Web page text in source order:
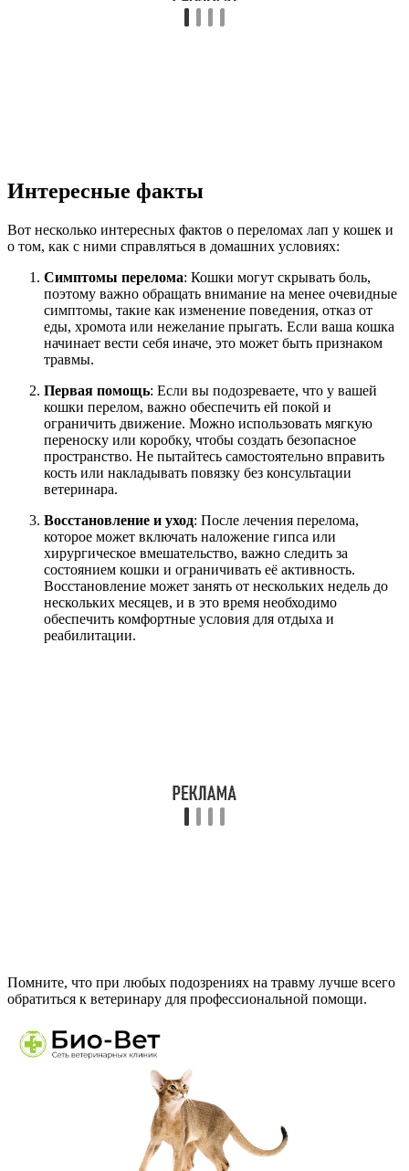
Интересные факты
Вот несколько интересных фактов о переломах лап у кошек и
о том, как с ними справляться в домашних условиях:
Симптомы перелома: Кошки могут скрывать боль,
поэтому важно обращать внимание на менее очевидные
симптомы, такие как изменение поведения, отказ от
еды, хромота или нежелание прыгать. Если ваша кошка
начинает вести себя иначе, это может быть признаком
травмы.
Первая помощь: Если вы подозреваете, что у вашей
кошки перелом, важно обеспечить ей покой и
ограничить движение. Можно использовать мягкую
переноску или коробку, чтобы создать безопасное
пространство. Не пытайтесь самостоятельно вправить
кость или накладывать повязку без консультации
ветеринара.
Восстановление и уход: После лечения перелома,
которое может включать наложение гипса или
хирургическое вмешательство, важно следить за
состоянием кошки и ограничивать её активность.
Восстановление может занять от нескольких недель до
нескольких месяцев, и в это время необходимо
обеспечить комфортные условия для отдыха и
реабилитации.
Помните, что при любых подозрениях на травму лучше всего
обратиться к ветеринару для профессиональной помощи.